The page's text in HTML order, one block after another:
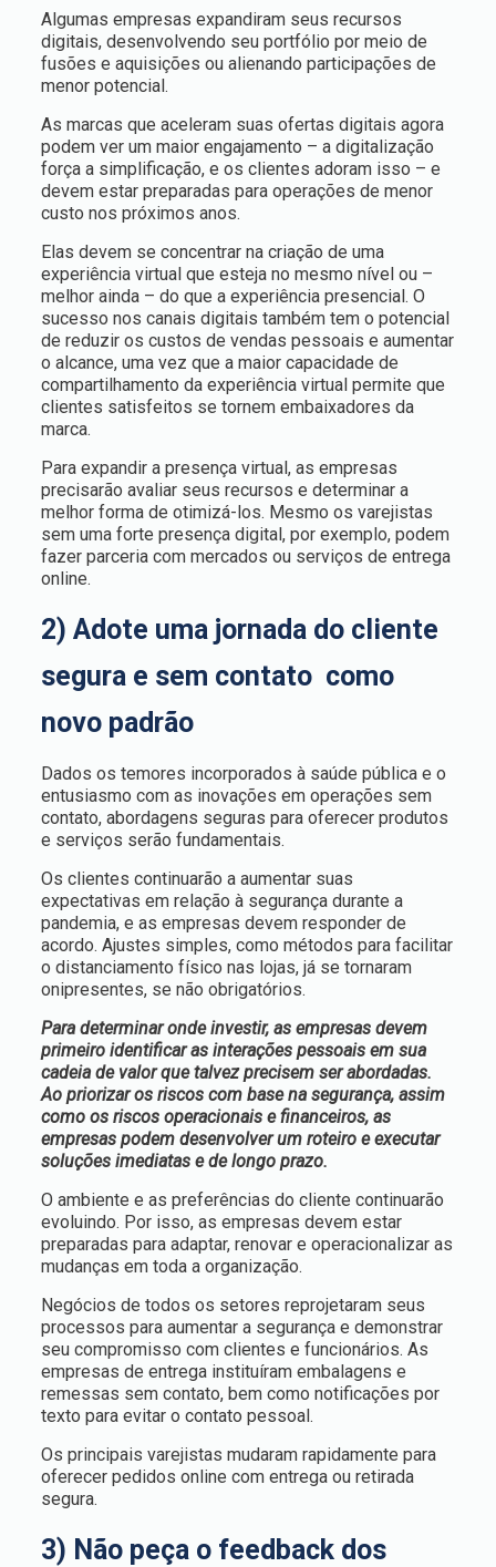
Algumas empresas expandiram seus recursos
digitais, desenvolvendo seu portfólio por meio de
fusões e aquisições ou alienando participações de
menor potencial.
As marcas que aceleram suas ofertas digitais agora
podem ver um maior engajamento – a digitalização
força a simplificação, e os clientes adoram isso – e
devem estar preparadas para operações de menor
custo nos próximos anos.
Elas devem se concentrar na criação de uma
experiência virtual que esteja no mesmo nível ou –
melhor ainda – do que a experiência presencial. O
sucesso nos canais digitais também tem o potencial
de reduzir os custos de vendas pessoais e aumentar
o alcance, uma vez que a maior capacidade de
compartilhamento da experiência virtual permite que
clientes satisfeitos se tornem embaixadores da
marca.
Para expandir a presença virtual, as empresas
precisarão avaliar seus recursos e determinar a
melhor forma de otimizá-los. Mesmo os varejistas
sem uma forte presença digital, por exemplo, podem
fazer parceria com mercados ou serviços de entrega
online.
2) Adote uma jornada do cliente
segura e sem contato como
novo padrão
Dados os temores incorporados à saúde pública e o
entusiasmo com as inovações em operações sem
contato, abordagens seguras para oferecer produtos
e serviços serão fundamentais.
Os clientes continuarão a aumentar suas
expectativas em relação à segurança durante a
pandemia, e as empresas devem responder de
acordo. Ajustes simples, como métodos para facilitar
o distanciamento físico nas lojas, já se tornaram
onipresentes, se não obrigatórios.
Para determinar onde investir, as empresas devem
primeiro identificar as interações pessoais em sua
cadeia de valor que talvez precisem ser abordadas.
Ao priorizar os riscos com base na segurança, assim
como os riscos operacionais e financeiros, as
empresas podem desenvolver um roteiro e executar
soluções imediatas e de longo prazo.
O ambiente e as preferências do cliente continuarão
evoluindo. Por isso, as empresas devem estar
preparadas para adaptar, renovar e operacionalizar as
mudanças em toda a organização.
Negócios de todos os setores reprojetaram seus
processos para aumentar a segurança e demonstrar
seu compromisso com clientes e funcionários. As
empresas de entrega instituíram embalagens e
remessas sem contato, bem como notificações por
texto para evitar o contato pessoal.
Os principais varejistas mudaram rapidamente para
oferecer pedidos online com entrega ou retirada
segura.
3) Não peça o feedback dos